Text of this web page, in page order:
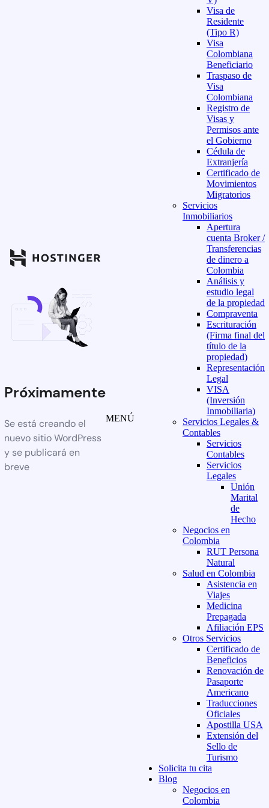
Próximamente
Se está creando el
nuevo sitio WordPress
y se publicará en
breve
MENÚ
Visa de
Residente
(Tipo R)
Visa
Colombiana
Beneficiario
Traspaso de
Visa
Colombiana
Registro de
Visas y
Permisos ante
el Gobierno
Cédula de
Extranjería
Certificado de
Movimientos
Migratorios
Servicios
Inmobiliarios
Apertura
cuenta Broker /
Transferencias
de dinero a
Colombia
Análisis y
estudio legal
de la propiedad
Compraventa
Escrituración
(Firma final del
título de la
propiedad)
Representación
Legal
VISA
(Inversión
Inmobiliaria)
Servicios Legales &
Contables
Servicios
Contables
Servicios
Legales
Unión
Marital
de
Hecho
Negocios en
Colombia
RUT Persona
Natural
Salud en Colombia
Asistencia en
Viajes
Medicina
Prepagada
Afiliación EPS
Otros Servicios
Certificado de
Beneficios
Renovación de
Pasaporte
Americano
Traducciones
Oficiales
Apostilla USA
Extensión del
Sello de
Turismo
Solicita tu cita
Blog
Negocios en
Colombia